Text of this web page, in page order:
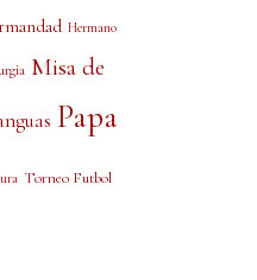
Hermano
Misa de
Papa
Torneo Futbol